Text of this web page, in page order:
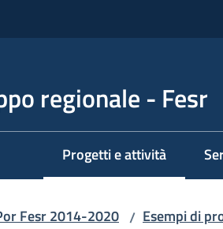
regionale - Fesr
Progetti e attività
Menu selezionato
Fesr 2014-2020 / Esempi di